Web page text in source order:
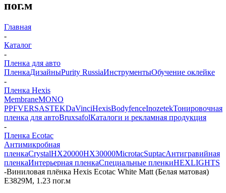
пог.м
Главная
-
Каталог
-
Пленка для авто
ПленкаДизайныPurity RussiaИнструментыОбучение оклейке
-
Пленка Hexis
MembraneMONO
PPFVERSASTEKDaVinciHexisBodyfenceInozetekТонировочная
пленка для автоBruxsafolКаталоги и рекламная продукция
-
Пленка Ecotac
Антимикробная
пленкаCrystalHX20000HX30000MicrotacSuptacАнтигравийная
пленкаИнтерьерная пленкаСпециальные пленкиHEXLIGHTS
-Виниловая плёнка Hexis Ecotac White Matt (Белая матовая)
E3829M, 1.23 пог.м